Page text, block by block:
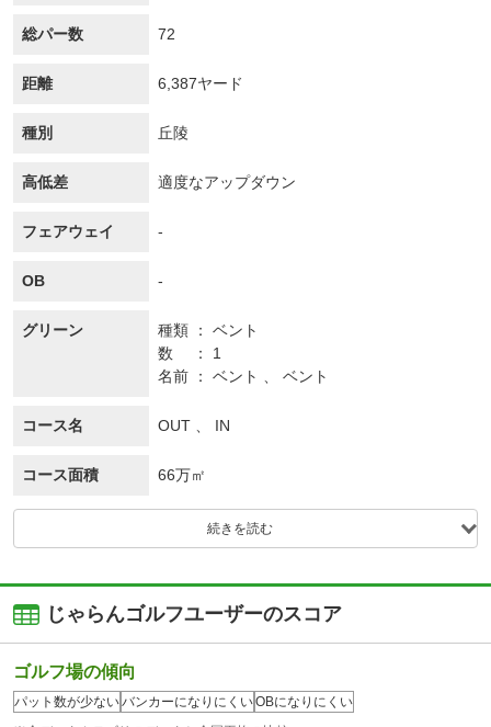
総パー数 72
距離 6,387ヤード
種別 丘陵
高低差 適度なアップダウン
フェアウェイ -
OB -
グリーン 種類
ベント
数
1
名前
ベント 、 ベント
コース名 OUT 、 IN
コース面積 66万㎡
続きを読む
じゃらんゴルフユーザーのスコア
ゴルフ場の傾向
パット数が少ないバンカーになりにくいOBになりにくい